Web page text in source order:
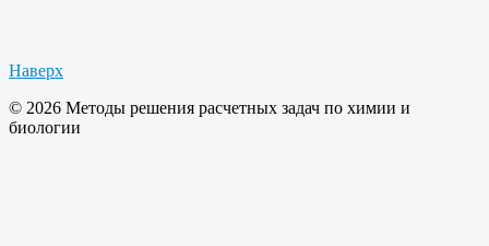
Наверх
© 2026 Методы решения расчетных задач по химии и
биологии